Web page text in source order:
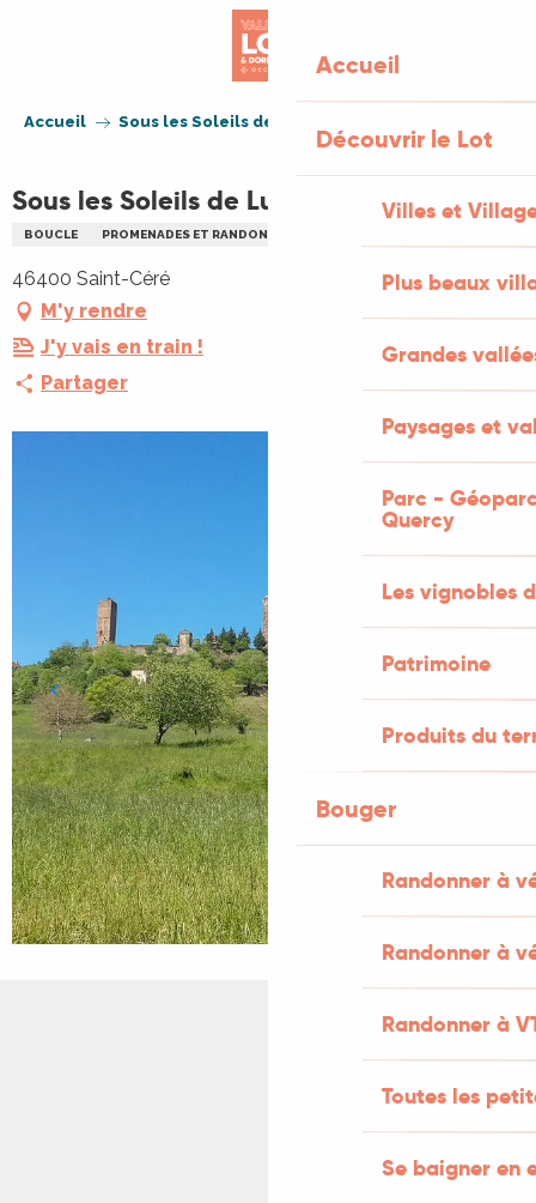
Accueil
Découvrir le Lot
Villes et
Plus beaux
Grandes
Paysages et
Parc -
Quercy
Les vignobles
Patrimoine
Produits du
Bouger
Randonner à
Randonner à
Randonner à
Toutes les
Se baigner en
Accueil Sous les Soleils de Lurçat
Sous les Soleils de Lurçat
BOUCLE PROMENADES ET RANDONNÉES (PR)
46400 Saint-Céré
M'y rendre
J'y vais en train !
Partager